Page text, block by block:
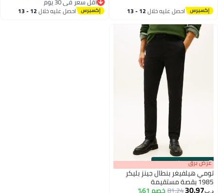
احصل عليه خلال 12 - 13 أقل سعر في 30 يوماحصل عليه خلال 12 - 13
00m:00s
·باقي 100% عرض برق
تومي هيلفيغر بنطال جينز بليكر
1985 بقصة مستقيمة
د.ب‏30.97
81.24خصم 61%